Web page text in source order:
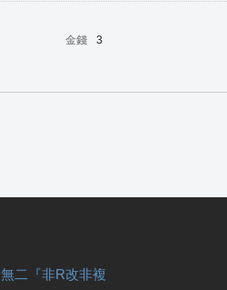
金錢
3
二『非R改非複